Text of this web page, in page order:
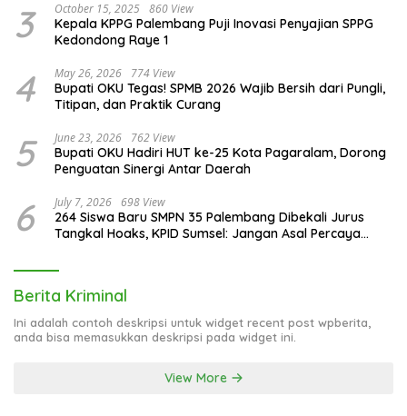
3 October 15, 2025 860 View
Kepala KPPG Palembang Puji Inovasi Penyajian SPPG
Kedondong Raye 1
4 May 26, 2026 774 View
Bupati OKU Tegas! SPMB 2026 Wajib Bersih dari Pungli,
Titipan, dan Praktik Curang
5 June 23, 2026 762 View
Bupati OKU Hadiri HUT ke-25 Kota Pagaralam, Dorong
Penguatan Sinergi Antar Daerah
6 July 7, 2026 698 View
264 Siswa Baru SMPN 35 Palembang Dibekali Jurus
Tangkal Hoaks, KPID Sumsel: Jangan Asal Percaya
Berita Kriminal
Ini adalah contoh deskripsi untuk widget recent post wpberita,
anda bisa memasukkan deskripsi pada widget ini.
View More